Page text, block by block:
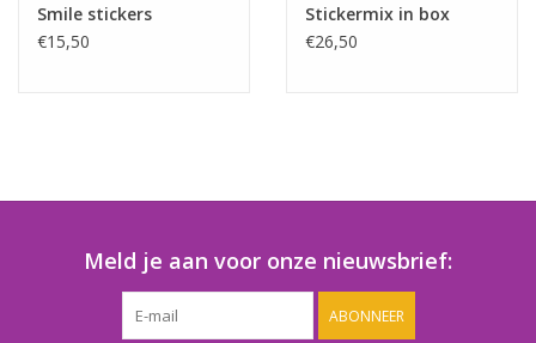
Smile stickers
€15,50
Stickermix in box
€26,50
Meld je aan voor onze nieuwsbrief:
ABONNEER